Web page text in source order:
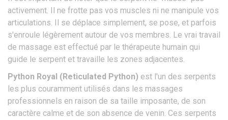
activement. Il ne frotte pas vos muscles ni ne manipule vos
articulations. Il se déplace simplement, se pose, et parfois
s'enroule légèrement autour de vos membres. Le vrai travail
de massage est effectué par le thérapeute humain qui
guide le serpent et travaille les zones adjacentes.
Python Royal (Reticulated Python) est l'un des serpents
les plus couramment utilisés dans les massages
professionnels en raison de sa taille imposante, de son
caractère calme et de son absence de venin. Ces serpents